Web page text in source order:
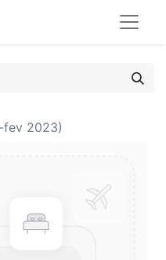
fev 2023)